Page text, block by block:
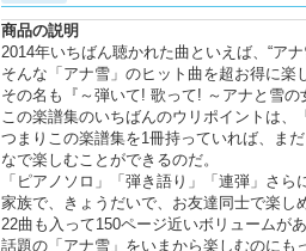
商品の説明
2014年いちばん聴かれた曲といえば、“ア
そんな「アナ雪」のヒット曲を超お得に楽
その名も『～弾いて! 歌って! ～アナと雪の
この楽譜集のいちばんのウリポイントは、
つまりこの楽譜集を1冊持っていれば、ま
なで楽しむことができるのだ。
「ピアノソロ」「弾き語り」「連弾」さ
家族で、きょうだいで、お友達同士で楽し
22曲も入って150ページ近いボリュームが
話題の「アナ雪」をいまから楽しむのに